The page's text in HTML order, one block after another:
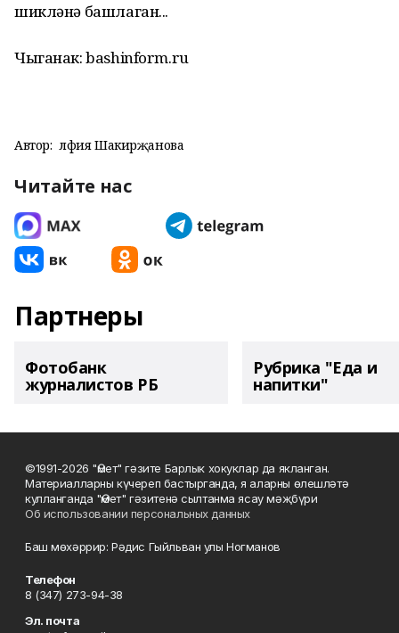
шикләнә башлаган...
Чыганак: bashinform.ru
Автор: Әлфия Шакирҗанова
Читайте нас
Партнеры
Фотобанк
журналистов РБ
Рубрика "Еда и
напитки"
©1991-2026 "Өмет" гәзите Барлык хокуклар да якланган.
Материалларны күчереп бастырганда, я аларны өлешләтә
кулланганда "Өмет" гәзитенә сылтанма ясау мәҗбүри
Об использовании персональных данных
Баш мөхәррир: Рәдис Гыйльван улы Ногманов
Телефон
8 (347) 273-94-38
Эл. почта